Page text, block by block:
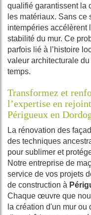
qualifié garantissent la
les matériaux. Sans
intempéries accélèrent
stabilité du mur. Ce
parfois lié à l’histoire
valeur architecturale
temps.
Transformez et
l’expertise en
Périgueux en
La rénovation des
des techniques
pour sublimer et
Notre entreprise de
service de vos projets
de construction à
Chaque œuvre que
la création d'un mur ou